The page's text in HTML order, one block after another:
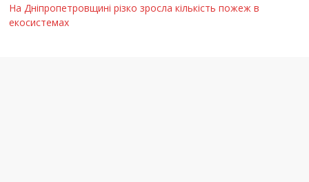
На Дніпропетровщині різко зросла кількість пожеж в
екосистемах